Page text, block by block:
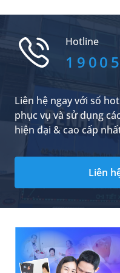
loãng
chủ
tổn
khác.
Hotline
Liên hệ ngay với số
phục vụ và sử dụng
hiện đại & cao cấp
Liên